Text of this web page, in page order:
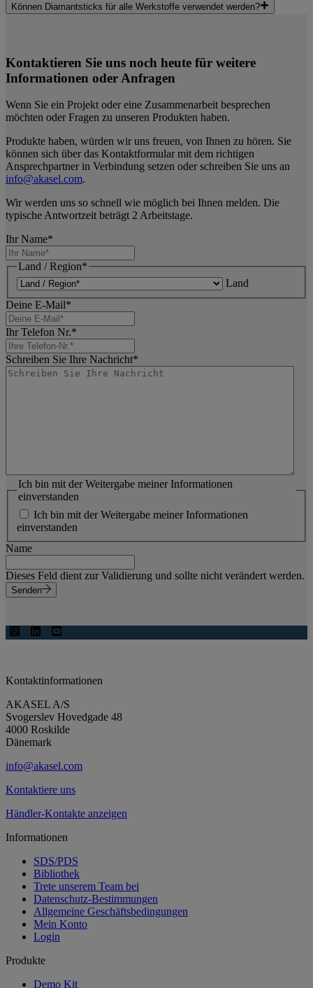
Können Diamantsticks für alle Werkstoffe verwendet werden?
Kontaktieren Sie uns noch heute für weitere
Informationen oder Anfragen
Wenn Sie ein Projekt oder eine Zusammenarbeit besprechen
möchten oder Fragen zu unseren Produkten haben.
Produkte haben, würden wir uns freuen, von Ihnen zu hören. Sie
können sich über das Kontaktformular mit dem richtigen
Ansprechpartner in Verbindung setzen oder schreiben Sie uns an
info@akasel.com.
Wir werden uns so schnell wie möglich bei Ihnen melden. Die
typische Antwortzeit beträgt 2 Arbeitstage.
Ihr Name*
Land / Region*
Land
Deine E-Mail*
Ihr Telefon Nr.*
Schreiben Sie Ihre Nachricht*
Ich bin mit der Weitergabe meiner Informationen
einverstanden
Ich bin mit der Weitergabe meiner Informationen
einverstanden
Name
Dieses Feld dient zur Validierung und sollte nicht verändert werden.
Senden
Kontaktinformationen
AKASEL A/S
Svogerslev Hovedgade 48
4000 Roskilde
Dänemark
info@akasel.com
Kontaktiere uns
Händler-Kontakte anzeigen
Informationen
SDS/PDS
Bibliothek
Trete unserem Team bei
Datenschutz-Bestimmungen
Allgemeine Geschäftsbedingungen
Mein Konto
Login
Produkte
Demo Kit